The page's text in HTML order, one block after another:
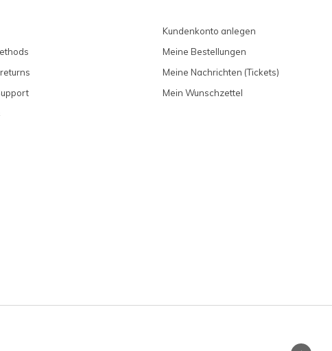
Kundenkonto anlegen
Meine Bestellungen
Meine Nachrichten (Tickets)
Mein Wunschzettel